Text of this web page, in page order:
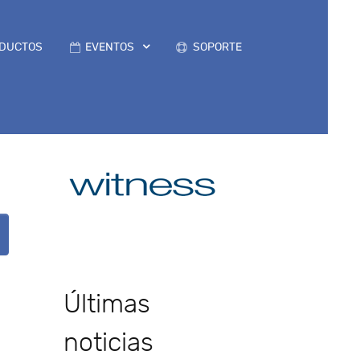
EVENTOS SOPORTE
Últimas
noticias